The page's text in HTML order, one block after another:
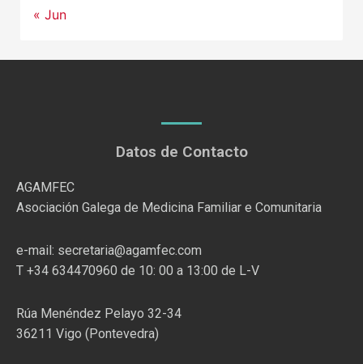
« Jun
Datos de Contacto
AGAMFEC
Asociación Galega de Medicina Familiar e Comunitaria
e-mail: secretaria@agamfec.com
T +34 634470960 de 10: 00 a 13:00 de L-V
Rúa Menéndez Pelayo 32-34
36211 Vigo (Pontevedra)